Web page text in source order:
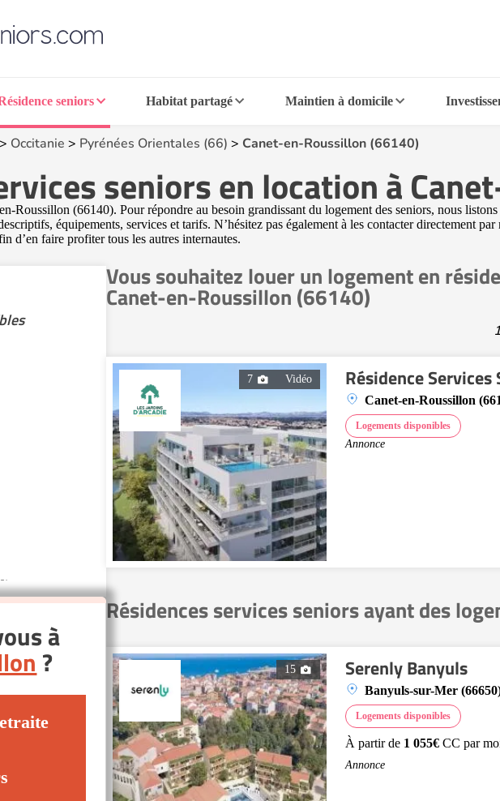
seniors Habitat partagé Maintien à domicile
> Occitanie > Pyrénées Orientales (66) > Canet-en-Roussillon (66140)
seniors en location à
Roussillon (66140). Pour répondre au besoin grandissant du logement des seniors, nous
équipements, services et tarifs. N’hésitez pas également à les contacter directement
d’en faire profiter tous les autres internautes.
Vous souhaitez louer un logement en
Canet-en-Roussillon (66140)
7 Vidéo Résidence
Canet-en-Roussillon
Logements disponibles
Annonce
Résidences services seniors ayant des
15 Serenly Banyuls
Banyuls-sur-Mer
Logements disponibles
À partir de 1 055€CC par
Annonce
à
?